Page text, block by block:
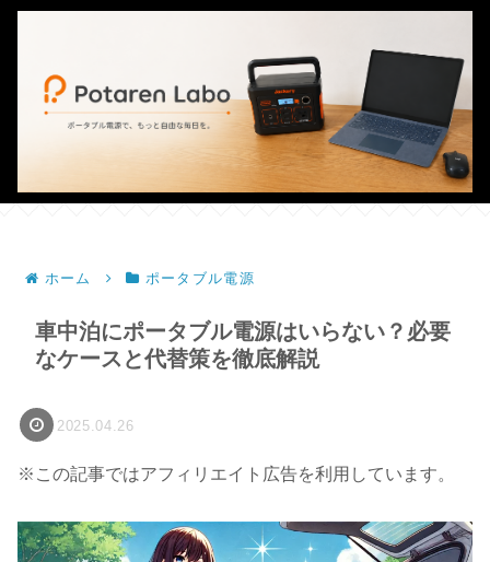
ホーム ポータブル電源
車中泊にポータブル電源はいらない？必要
なケースと代替策を徹底解説
2025.04.26
※この記事ではアフィリエイト広告を利用しています。